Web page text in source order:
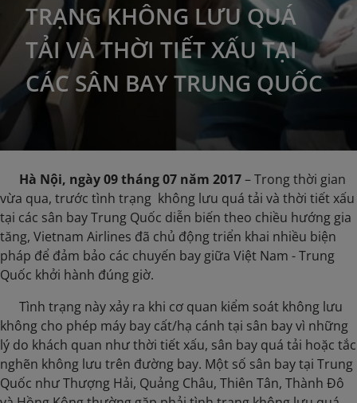
TRẠNG KHÔNG LƯU QUÁ
TẢI VÀ THỜI TIẾT XẤU TẠI
CÁC SÂN BAY TRUNG QUỐC
Hà Nội, ngày 09 tháng 07 năm 2017– Trong thời gian
vừa qua, trước tình trạng không lưu quá tải và thời tiết xấu
tại các sân bay Trung Quốc diễn biến theo chiều hướng gia
tăng, Vietnam Airlines đã chủ động triển khai nhiều biện
pháp để đảm bảo các chuyến bay giữa Việt Nam - Trung
Quốc khởi hành đúng giờ.
​ Tình trạng này xảy ra khi cơ quan kiểm soát không lưu
không cho phép máy bay cất/hạ cánh tại sân bay vì những
lý do khách quan như thời tiết xấu, sân bay quá tải hoặc tắc
nghẽn không lưu trên đường bay. Một số sân bay tại Trung
Quốc như Thượng Hải, Quảng Châu, Thiên Tân, Thành Đô